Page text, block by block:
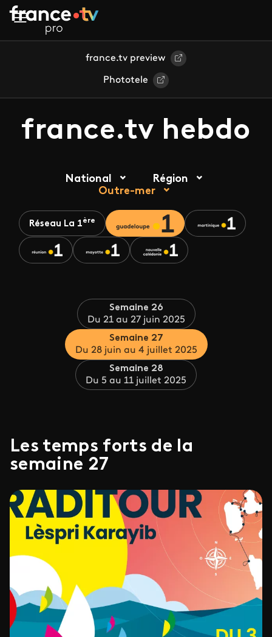
Aller au contenu principal
france.tv preview
Phototele
france.tv hebdo
National
Région
Outre-mer
Réseau La 1ère
Semaine 26
Du 21 au 27 juin 2025
Semaine 27
Du 28 juin au 4 juillet 2025
Semaine 28
Du 5 au 11 juillet 2025
Les temps forts de la
semaine 27